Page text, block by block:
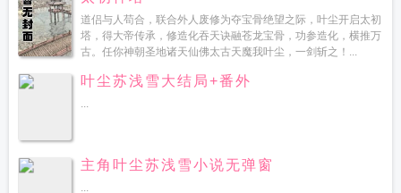
道侣与人苟合，联合外人废修为夺宝骨绝望之际，叶尘开启太初
塔，得大帝传承，修造化吞天诀融苍龙宝骨，功参造化，横推万
古。任你神朝圣地诸天仙佛太古天魔我叶尘，一剑斩之！...
叶尘苏浅雪大结局+番外
...
主角叶尘苏浅雪小说无弹窗
...